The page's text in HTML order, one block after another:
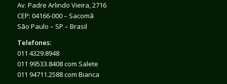
Av. Padre Arlindo Vieira, 2716
CEP: 04166-000 – Sacomã
São Paulo – SP – Brasil
Telefones:
011 4329.8948
011 99533.8408 com Salete
011 94711.2588 com Bianca